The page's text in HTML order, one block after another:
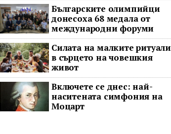
Българските олимпийци
донесоха 68 медала от
международни форуми
Силата на малките ритуали
в сърцето на човешкия
живот
Включете се днес: най-
наситената симфония на
Моцарт